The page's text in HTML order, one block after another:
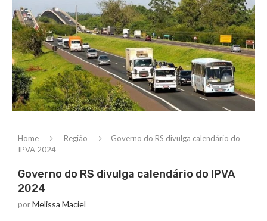
Home Região
Governo do RS divulga calendário do
IPVA 2024
Governo do RS divulga calendário do IPVA
2024
porMelissa Maciel